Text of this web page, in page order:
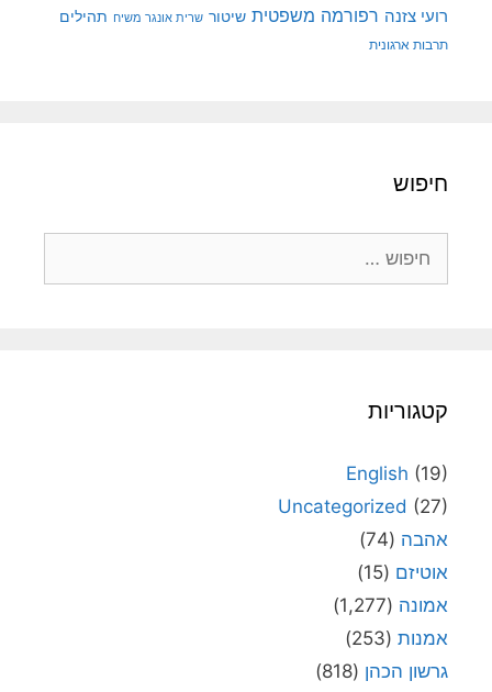
רועי צזנה רפורמה משפטית שיטור שרית אונגר משיח תהילים
תרבות ארגונית
חיפוש
קטגוריות
English (19)
Uncategorized (27)
אהבה (74)
אוטיזם (15)
אמונה (1,277)
אמנות (253)
גרשון הכהן (818)